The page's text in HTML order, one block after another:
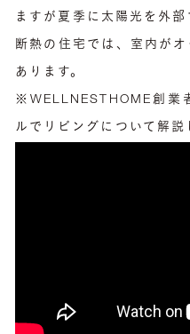
ますが夏季に太陽光を外
断熱の住宅では、室内が
あります。
※WELLNESTHOME創業
ルでリビングについて解説